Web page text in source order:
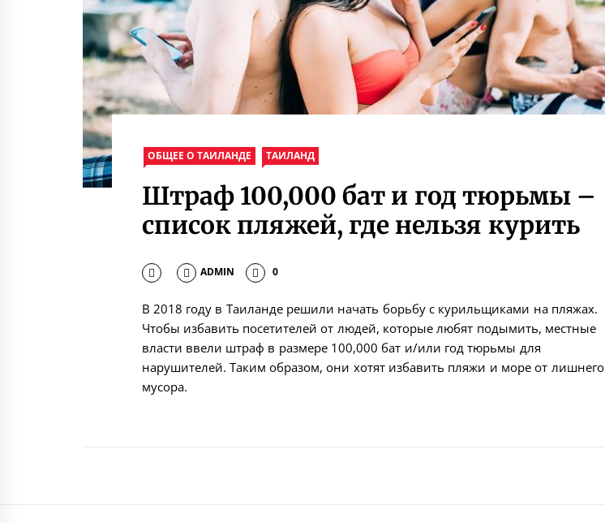
ОБЩЕЕ О ТАИЛАНДЕ ТАИЛАНД
Штраф 100,000 бат и год тюрьмы –
список пляжей, где нельзя курить
ADMIN 0
В 2018 году в Таиланде решили начать борьбу с курильщиками на пляжах.
Чтобы избавить посетителей от людей, которые любят подымить, местные
власти ввели штраф в размере 100,000 бат и/или год тюрьмы для
нарушителей. Таким образом, они хотят избавить пляжи и море от лишнего
мусора.